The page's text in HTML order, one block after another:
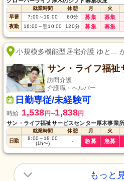
就業時間 休憩 月 火
早番
7:00～19:00 60分 募集 募集
夜勤 16:00～翌10:00 120分 募集 募集
小規模多機能型居宅介護 ゆと...
訪問介護
介護職・ヘルパー
日勤専従/未経験可
時給 1,538 円〜1,838円
サン・ライフ福祉サービスセンター厚木事業
就業時間 休憩 月 火
日勤
8:00～18:00
(1h〜)
- 急募 急募
もっと